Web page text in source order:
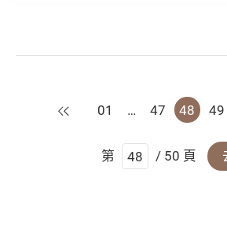
上一頁
01 … 47 48 49
第 / 50 頁